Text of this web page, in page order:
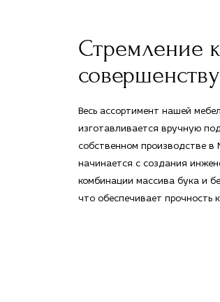
Стремление к
совершенству
Весь ассортимент нашей
изготавливается вручную
собственном производстве в
начинается с создания
комбинации массива бука и
что обеспечивает прочность